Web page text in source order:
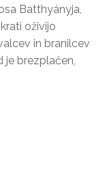
Batthyányja,
oživijo
in branilcev
je brezplačen,